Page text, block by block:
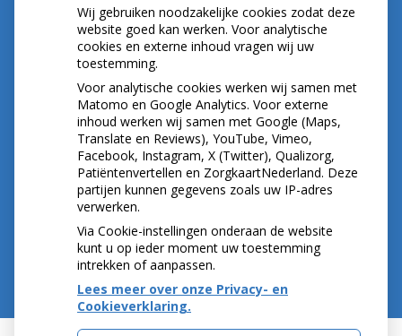
BIG-nummer ; 09020533702
NIEUWS
Let op: valse Infomedics-mails over
openstaande rekening
Tanden bleken? Laat het veilig doen!
Gezond tandvlees: de basis voor een gezonde
mond
Naar de tandarts in het buitenland? Wees op je
hoede!
Wij gebruiken noodzakelijke cookies zodat deze
website goed kan werken. Voor analytische
cookies en externe inhoud vragen wij uw
toestemming.
Voor analytische cookies werken wij samen met
Matomo en Google Analytics. Voor externe
inhoud werken wij samen met Google (Maps,
Translate en Reviews), YouTube, Vimeo,
Facebook, Instagram, X (Twitter), Qualizorg,
Patiëntenvertellen en ZorgkaartNederland. Deze
partijen kunnen gegevens zoals uw IP-adres
verwerken.
Via Cookie-instellingen onderaan de website
kunt u op ieder moment uw toestemming
intrekken of aanpassen.
Lees meer over onze Privacy- en
Cookieverklaring.